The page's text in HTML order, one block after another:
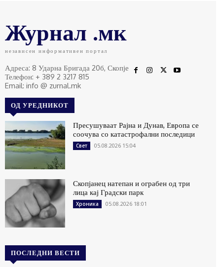
Журнал .мк
независен информативен портал
Адреса: 8 Ударна Бригада 20б, Скопје
Телефон: + 389 2 3217 815
Email: info @ zurnal.mk
ОД УРЕДНИКОТ
Пресушуваат Рајна и Дунав, Европа се
соочува со катастрофални последици
Свет 05.08.2026 15:04
Скопјанец натепан и ограбен од три
лица кај Градски парк
Хроника 05.08.2026 18:01
ПОСЛЕДНИ ВЕСТИ